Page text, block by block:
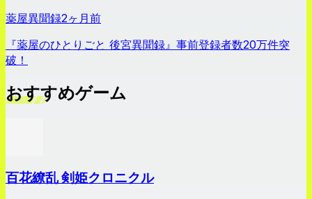
薬屋異聞録2ヶ月前
『薬屋のひとりごと 後宮異聞録』事前登録者数20万件突
破！
おすすめゲーム
百花繚乱 剣姫クロニクル